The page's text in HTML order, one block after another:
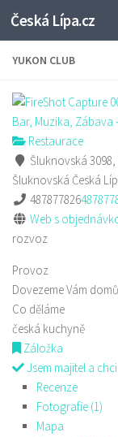
Skip to content
Česká Lípa.cz
YUKON CLUB
Restaurace
Šluknovská
Šluknovská Česká
487877826
Web s
rozvoz
Provoz
Dovezeme Vám domů
Co děláme
česká kuchyně
Záložka
Jsem majitel a
Recenze
Fotografie (1)
Mapa